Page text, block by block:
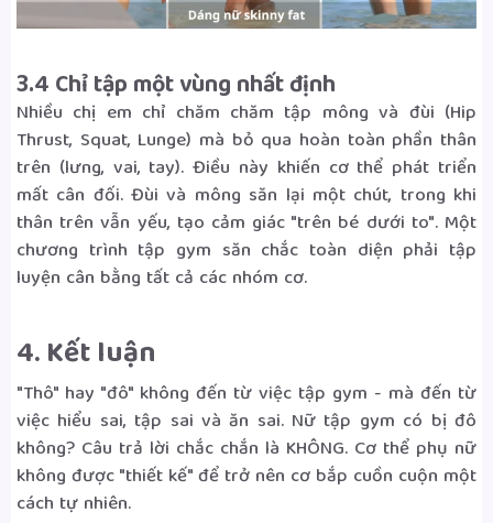
3.4 Chỉ tập một vùng nhất định
Nhiều chị em chỉ chăm chăm tập mông và đùi (Hip
Thrust, Squat, Lunge) mà bỏ qua hoàn toàn phần thân
trên (lưng, vai, tay). Điều này khiến cơ thể phát triển
mất cân đối. Đùi và mông săn lại một chút, trong khi
thân trên vẫn yếu, tạo cảm giác "trên bé dưới to". Một
chương trình tập gym săn chắc toàn diện phải tập
luyện cân bằng tất cả các nhóm cơ.
4. Kết luận
"Thô" hay "đô" không đến từ việc tập gym - mà đến từ
việc hiểu sai, tập sai và ăn sai. Nữ tập gym có bị đô
không? Câu trả lời chắc chắn là KHÔNG. Cơ thể phụ nữ
không được "thiết kế" để trở nên cơ bắp cuồn cuộn một
cách tự nhiên.